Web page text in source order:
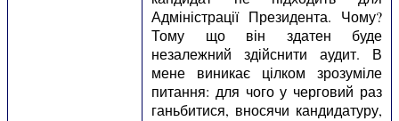
Адміністрації Президента. Чому?
Тому що він здатен буде
незалежний здійснити аудит. В
мене виникає цілком зрозуміле
питання: для чого у черговий раз
ганьбитися, вносячи кандидатуру,